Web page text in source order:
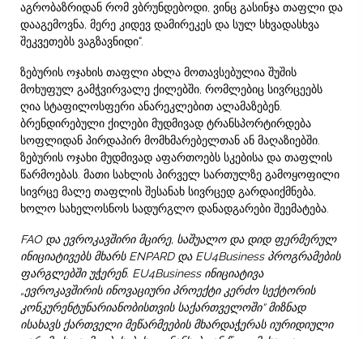
აგრობაზრიდან რომ ვბრუნდებოდი, ვინც გასინჯა თაფლი და
დააგემოვნა, მერე კიდევ დამირეკეს და სულ სხვადასხვა
შეკვეთებს ვაგზავნიდი“.
ზებურის ოჯახის თაფლი ახლა მოთავსებულია შუშის
მოხუფულ გამჭვირვალე ქილებში, რომლებიც სივრცეებს
ღია სტაფილოსფერი ანარეკლებით ალამაზებენ.
ბრენდირებული ქილები მუდმივად ტრანსპორტირდება
სოფლიდან პირდაპირ მომხმარებელთან ან მაღაზიებში.
ზებურის ოჯახი მუდმივად აფართოებს სკებისა და თაფლის
წარმოებას. მათი სახლის პირველ სართულზე გამოყოფილი
სივრცე მალე თაფლის შესანახ სივრცედ გარდაიქმნება,
ხოლო სახელოსნოს სადურგლო დანადგარები შეემატება.
FAO და ევროკავშირი მცირე, საშუალო და დიდ ფერმერულ
ინიციატივებს მხარს ENPARD და EU4Business პროგრამების
ფარგლებში უჭერენ. EU4Business ინიციატივა
„ევროკავშირის ინოვაციური პროექტი კერძო სექტორის
კონკურენტუნარიანობისთვის საქართველოში“ მიზნად
ისახავს ქართველი მეწარმეების მხარდაჭერას იურიდიული